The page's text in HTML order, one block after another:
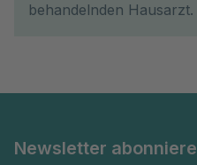
behandelnden Hausarzt.
Newsletter